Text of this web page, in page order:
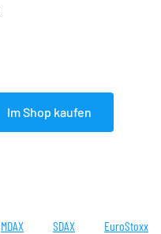
Im Shop kaufen
MDAX SDAX EuroStoxx